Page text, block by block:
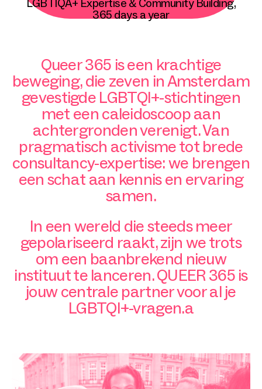
LGBTIQA+ Expertise & Community Building,
365 days a year
Queer 365 is een krachtige
beweging, die zeven in Amsterdam
gevestigde LGBTQI+-stichtingen
met een caleidoscoop aan
achtergronden verenigt. Van
pragmatisch activisme tot brede
consultancy-expertise: we brengen
een schat aan kennis en ervaring
samen.
In een wereld die steeds meer
gepolariseerd raakt, zijn we trots
om een baanbrekend nieuw
instituut te lanceren. QUEER 365 is
jouw centrale partner voor al je
LGBTQI+-vragen.a